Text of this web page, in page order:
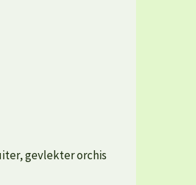
gevlekter orchis